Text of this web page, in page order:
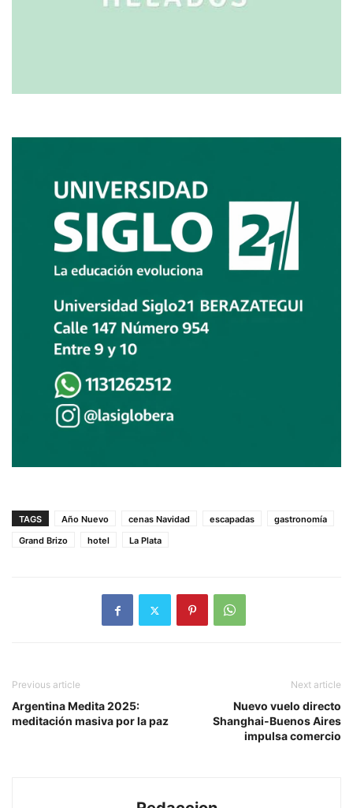
TAGS Año Nuevo cenas Navidad escapadas
gastronomía
Grand Brizo
hotel La Plata
Previous article
Argentina Medita 2025:
meditación masiva por la paz
Next article
Nuevo vuelo directo
Shanghai-Buenos Aires
impulsa comercio